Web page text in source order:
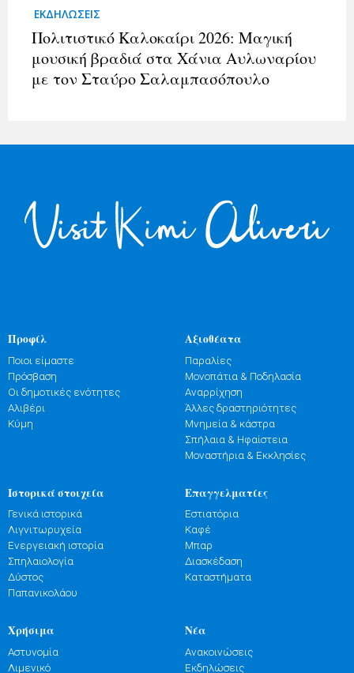
ΕΚΔΗΛΩΣΕΙΣ
Πολιτιστικό Καλοκαίρι 2026: Μαγική
μουσική βραδιά στα Χάνια Αυλωναρίου
με τον Σταύρο Σαλαμπασόπουλο
Προφίλ
Ποιοι είμαστε
Πρόσβαση
Οι δημοτικές ενότητες
Αλιβέρι
Κύμη
Αξιοθέατα
Παραλίες
Μονοπάτια & Ποδηλασία
Αναρρίχηση
Άλλες δραστηριότητες
Μνημεία & κάστρα
Σπήλαια & Ηφαίστεια
Μοναστήρια & Εκκλησίες
Ιστορικά στοιχεία
Γενικά ιστορικά
Λιγνιτωρυχεία
Ενεργειακή ιστορία
Σπηλαιολογία
Δύστος
Παπανικολάου
Επαγγελματίες
Εστιατόρια
Καφέ
Μπαρ
Διασκέδαση
Καταστήματα
Χρήσιμα
Αστυνομία
Λιμενικό
Νέα
Ανακοινώσεις
Εκδηλώσεις